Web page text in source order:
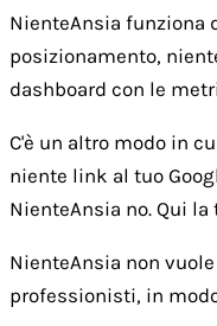
NienteAnsia funziona
posizionamento,
dashboard con le
C'è un altro modo in
niente link al tuo
NienteAnsia no. Qui
NienteAnsia non
professionisti, in